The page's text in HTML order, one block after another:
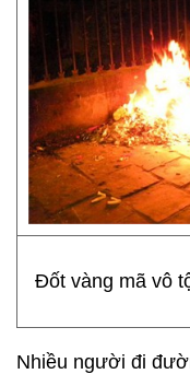
Đốt vàng mã vô
Nhiều người đi